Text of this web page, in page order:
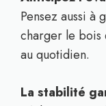
Pensez aussi à
charger le bois
au quotidien.
La stabilité